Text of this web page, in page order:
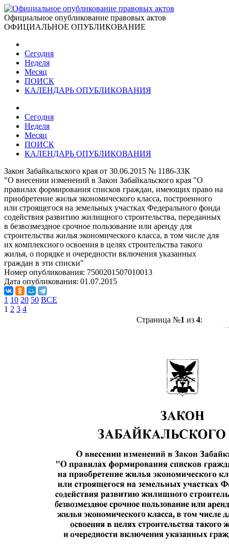
Официальное опубликование правовых актов
ОФИЦИАЛЬНОЕ ОПУБЛИКОВАНИЕ
Сегодня
Неделя
Месяц
ПОИСК
КАЛЕНДАРЬ ОПУБЛИКОВАНИЯ
Сегодня
Неделя
Месяц
ПОИСК
КАЛЕНДАРЬ ОПУБЛИКОВАНИЯ
Закон Забайкальского края от 30.06.2015 № 1186-ЗЗК
"О внесении изменений в Закон Забайкальского края "О
правилах формирования списков граждан, имеющих право на
приобретение жилья экономического класса, построенного
или строящегося на земельных участках Федерального фонда
содействия развитию жилищного строительства, переданных
в безвозмездное срочное пользование или аренду для
строительства жилья экономического класса, в том числе для
их комплексного освоения в целях строительства такого
жилья, о порядке и очередности включения указанных
граждан в эти списки"
Номер опубликования: 7500201507010013
Дата опубликования: 01.07.2015
1 10 20 50 ВСЕ
1 2 3 4
Страница №1 из 4: